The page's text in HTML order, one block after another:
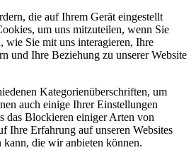
die auf Ihrem Gerät eingestellt
um uns mitzuteilen, wenn Sie
wie Sie mit uns interagieren, Ihre
und Ihre Beziehung zu unserer Website
Kategorienüberschriften, um
auch einige Ihrer Einstellungen
das Blockieren einiger Arten von
Ihre Erfahrung auf unseren Websites
kann, die wir anbieten können.